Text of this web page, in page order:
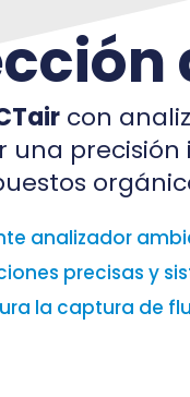
con
una
analizador
precisas y
la captura de